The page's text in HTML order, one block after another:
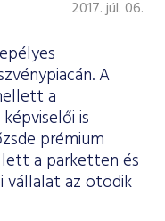
2017. júl. 06.
A
a
is
prémium
lett a parketten és
vállalat az ötödik